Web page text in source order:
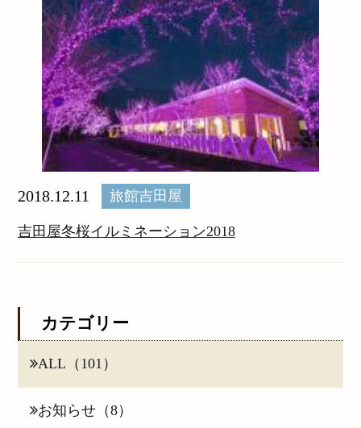
2018.12.11 旅館吉田屋
吉田屋冬桜イルミネーション2018
カテゴリー
ALL（101）
お知らせ（8）